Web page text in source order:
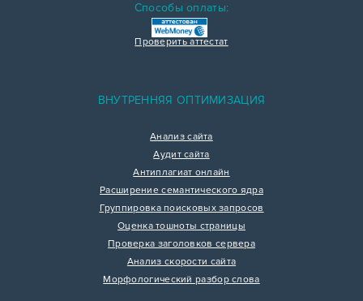
Способы оплаты:
Проверить аттестат
ВНУТРЕННЯЯ ОПТИМИЗАЦИЯ
Анализ сайта
Аудит сайта
Антиплагиат онлайн
Расширение семантического ядра
Группировка поисковых запросов
Оценка тошноты страницы
Проверка заголовков сервера
Анализ скорости сайта
Морфологический разбор слова